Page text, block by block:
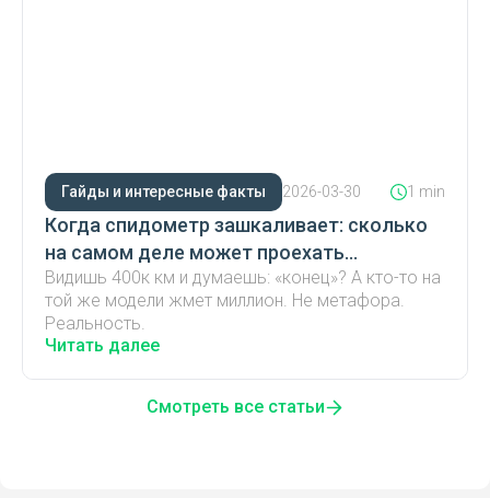
Гайды и интересные факты 2026-03-30 1 min
Когда спидометр зашкаливает: сколько
на самом деле может проехать
автомобиль?
Видишь 400к км и думаешь: «конец»? А кто-то на
той же модели жмет миллион. Не метафора.
Реальность.
Читать далее
Смотреть все статьи